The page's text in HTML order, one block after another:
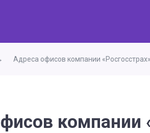
Адреса офисов компании
компании